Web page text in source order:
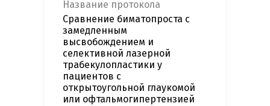
Название протокола
Сравнение биматопроста с
замедленным
высвобождением и
селективной лазерной
трабекулопластики у
пациентов с
открытоугольной глаукомой
или офтальмогипертензией